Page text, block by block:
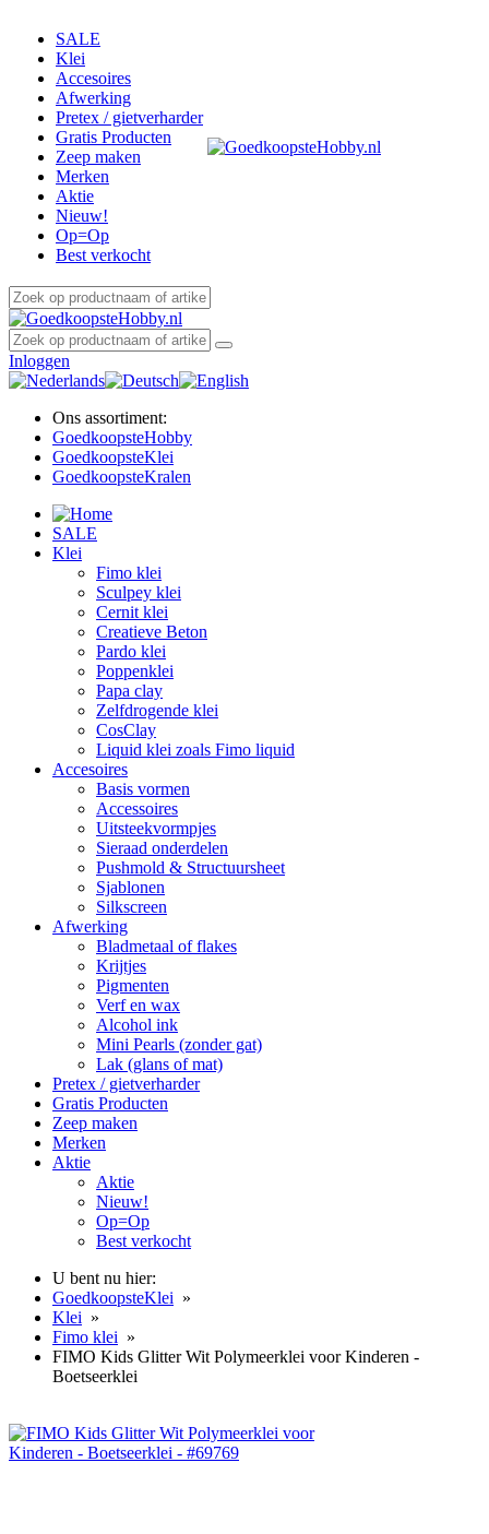
SALE
Klei
Accesoires
Afwerking
Pretex / gietverharder
Gratis Producten
Zeep maken
Merken
Aktie
Nieuw!
Op=Op
Best verkocht
Inloggen
Ons assortiment:
GoedkoopsteHobby
GoedkoopsteKlei
GoedkoopsteKralen
SALE
Klei
Fimo klei
Sculpey klei
Cernit klei
Creatieve Beton
Pardo klei
Poppenklei
Papa clay
Zelfdrogende klei
CosClay
Liquid klei zoals Fimo liquid
Accesoires
Basis vormen
Accessoires
Uitsteekvormpjes
Sieraad onderdelen
Pushmold & Structuursheet
Sjablonen
Silkscreen
Afwerking
Bladmetaal of flakes
Krijtjes
Pigmenten
Verf en wax
Alcohol ink
Mini Pearls (zonder gat)
Lak (glans of mat)
Pretex / gietverharder
Gratis Producten
Zeep maken
Merken
Aktie
Aktie
Nieuw!
Op=Op
Best verkocht
U bent nu hier:
GoedkoopsteKlei »
Klei »
Fimo klei »
FIMO Kids Glitter Wit Polymeerklei voor Kinderen -
Boetseerklei